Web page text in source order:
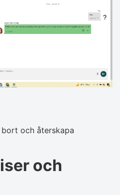
och återskapa
och